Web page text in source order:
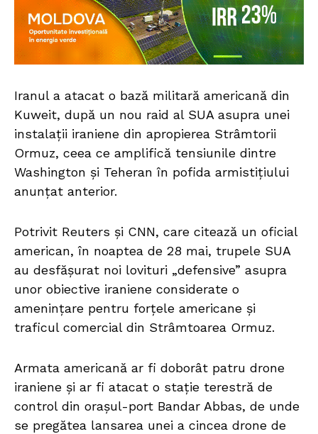
Iranul a atacat o bază militară americană din
Kuweit, după un nou raid al SUA asupra unei
instalații iraniene din apropierea Strâmtorii
Ormuz, ceea ce amplifică tensiunile dintre
Washington și Teheran în pofida armistițiului
anunțat anterior.
Potrivit Reuters și CNN, care citează un oficial
american, în noaptea de 28 mai, trupele SUA
au desfășurat noi lovituri „defensive” asupra
unor obiective iraniene considerate o
amenințare pentru forțele americane și
traficul comercial din Strâmtoarea Ormuz.
Armata americană ar fi doborât patru drone
iraniene și ar fi atacat o stație terestră de
control din orașul-port Bandar Abbas, de unde
se pregătea lansarea unei a cincea drone de